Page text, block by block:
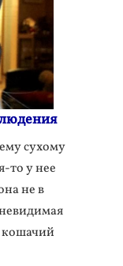
сухому
то у нее
не в
кошачий